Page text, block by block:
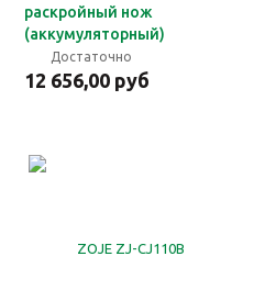
раскройный нож
(аккумуляторный)
Достаточно
12 656,00 руб